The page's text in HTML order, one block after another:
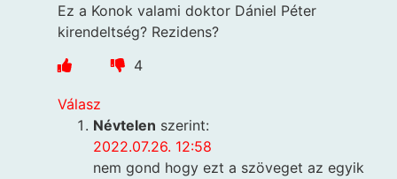
Ez a Konok valami doktor Dániel Péter
kirendeltség? Rezidens?
4
Válasz
Névtelen szerint:
2022.07.26. 12:58
nem gond hogy ezt a szöveget az egyik